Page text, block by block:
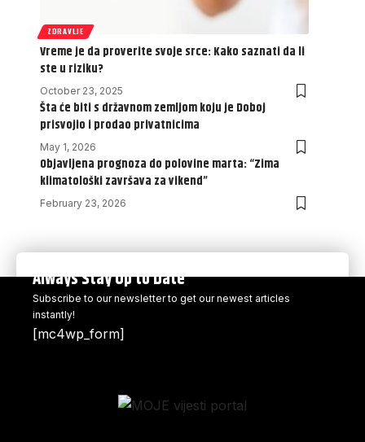
ZDRAVLJE
Vreme je da proverite svoje srce: Kako saznati da li
ste u riziku?
October 23, 2025
Šta će biti s državnom zemljom koju je Doboj
prisvojio i prodao privatnicima
May 1, 2026
Objavljena prognoza do polovine marta: “Zima
klimatološki završava za vikend”
February 23, 2026
Always Stay Up to Date
Subscribe to our newsletter to get our newest articles
instantly!
[mc4wp_form]